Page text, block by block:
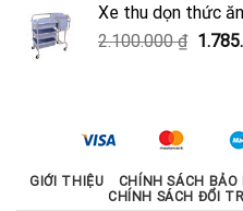
Xe thu dọn thức
2.100.000₫ Giá
GIỚI THIỆU CHÍNH SÁCH BẢO
CHÍNH SÁCH ĐỔI